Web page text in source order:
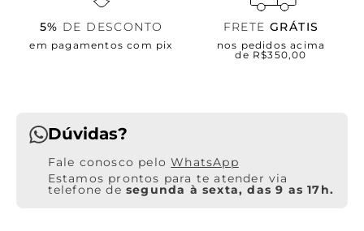
5% DE DESCONTO
em pagamentos com pix
FRETE GRÁTIS
nos pedidos acima
de R$350,00
Dúvidas?
WhatsApp
Estamos prontos para te atender via
telefone de segunda à sexta, das 9 as 17h.